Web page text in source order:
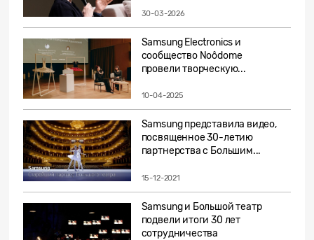
30-03-2026
Samsung Electronics и
сообщество Noôdome
провели творческую...
10-04-2025
Samsung представила видео,
посвященное 30-летию
партнерства с Большим...
15-12-2021
Samsung и Большой театр
подвели итоги 30 лет
сотрудничества